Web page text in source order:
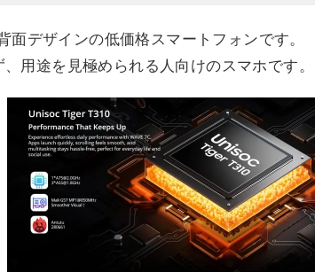
デザインの低価格スマートフォンです。
用途を見極められる人向けのスマホです。